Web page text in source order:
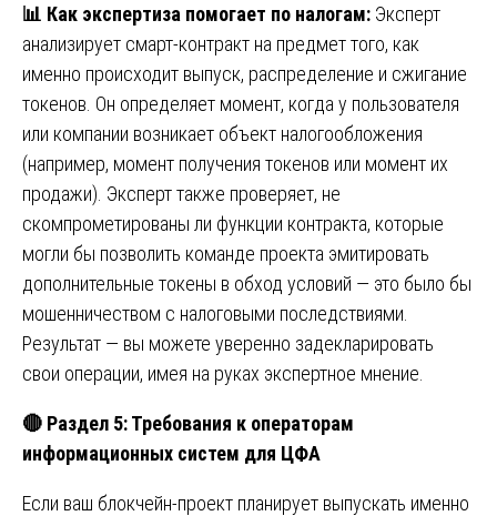
📊 Как экспертиза помогает по налогам: Эксперт
анализирует смарт-контракт на предмет того, как
именно происходит выпуск, распределение и сжигание
токенов. Он определяет момент, когда у пользователя
или компании возникает объект налогообложения
(например, момент получения токенов или момент их
продажи). Эксперт также проверяет, не
скомпрометированы ли функции контракта, которые
могли бы позволить команде проекта эмитировать
дополнительные токены в обход условий — это было бы
мошенничеством с налоговыми последствиями.
Результат — вы можете уверенно задекларировать
свои операции, имея на руках экспертное мнение.
🔴 Раздел 5: Требования к операторам
информационных систем для ЦФА
Если ваш блокчейн-проект планирует выпускать именно